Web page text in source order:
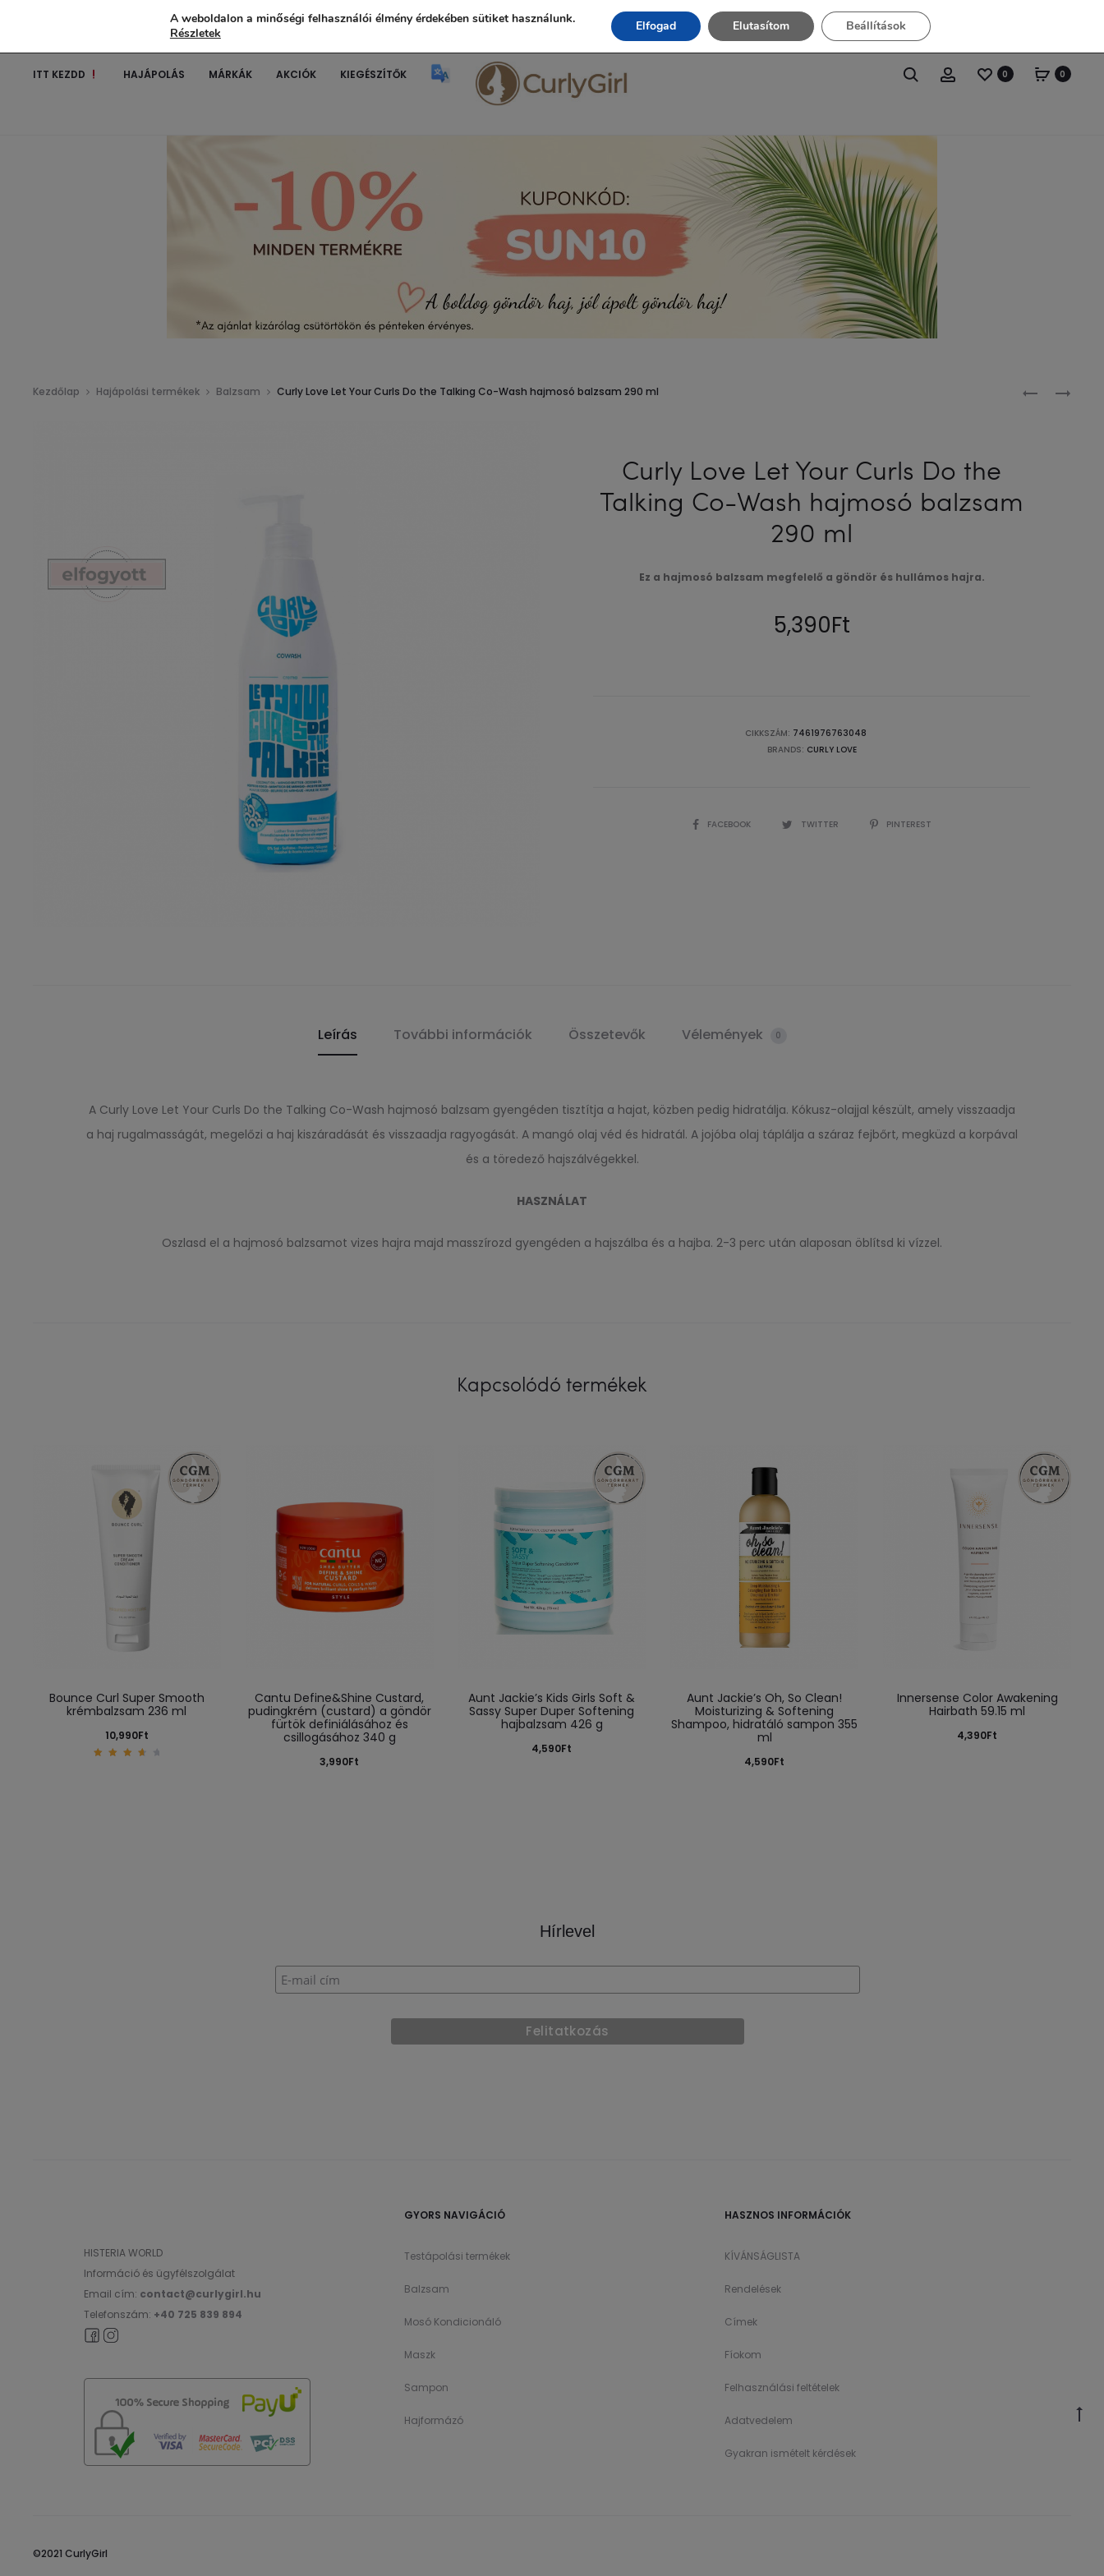
Ingyenes szállítás 20.000 Ft fölött!
ITT KEZDD HAJÁPOLÁS MÁRKÁK AKCIÓK KIEGÉSZÍTŐK 0 0
CRAZY
Kezdőlap Hajápolási termékek Balzsam Curly Love Let Your Curls Do the Talking Co-Wash hajmosó balzsam 290 ml
Curly Love Let Your Curls Do the
Talking Co-Wash hajmosó balzsam
290 ml
Ez a hajmosó balzsam megfelelő a göndör és hullámos hajra.
5,390Ft
CIKKSZÁM: 7461976763048
BRANDS: CURLY LOVE
SHAREFACEBOOK TWITTER PINTEREST
Leírás További információk Összetevők Vélemények 0
A Curly Love Let Your Curls Do the Talking Co-Wash hajmosó balzsam gyengéden tisztítja a hajat, közben pedig hidratálja. Kókusz-olajjal készült, amely visszaadja
a haj rugalmasságát, megelőzi a haj kiszáradását és visszaadja ragyogását. A mangó olaj véd és hidratál. A jojóba olaj táplálja a száraz fejbőrt, megküzd a korpával
és a töredező hajszálvégekkel.
HASZNÁLAT
Oszlasd el a hajmosó balzsamot vizes hajra majd masszírozd gyengéden a hajszálba és a hajba. 2-3 perc után alaposan öblítsd ki vízzel.
Kapcsolódó termékek
Bounce Curl Super Smooth
krémbalzsam 236 ml
10,990Ft
Cantu Define&Shine Custard,
pudingkrém (custard) a göndör
fürtök definiálásához és
csillogásához 340 g
3,990Ft
Aunt Jackie’s Kids Girls Soft &
Sassy Super Duper Softening
hajbalzsam 426 g
4,590Ft
Aunt Jackie’s Oh, So Clean!
Moisturizing & Softening
Shampoo, hidratáló sampon 355
ml
4,590Ft
Innersense Color Awakening
Hairbath 59.15 ml
4,390Ft
Hírlevel
HISTERIA WORLD
Információ és ügyfélszolgálat
Email cím: contact@curlygirl.hu
Telefonszám: +40 725 839 894
GYORS NAVIGÁCIÓ
Testápolási termékek
Balzsam
Mosó Kondicionáló
Maszk
Sampon
Hajformázó
HASZNOS INFORMÁCIÓK
KÍVÁNSÁGLISTA
Rendelések
Címek
Fíokom
Felhasználási feltételek
Adatvedelem
Gyakran ismételt kérdések
©2021 CurlyGirl
A weboldalon a minőségi felhasználói élmény érdekében sütiket használunk.
Részletek
Elfogad Elutasítom Beállítások